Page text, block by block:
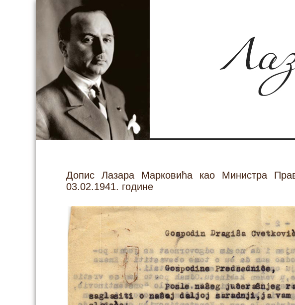
Допис Лазара Марковића као Министра
03.02.1941. године